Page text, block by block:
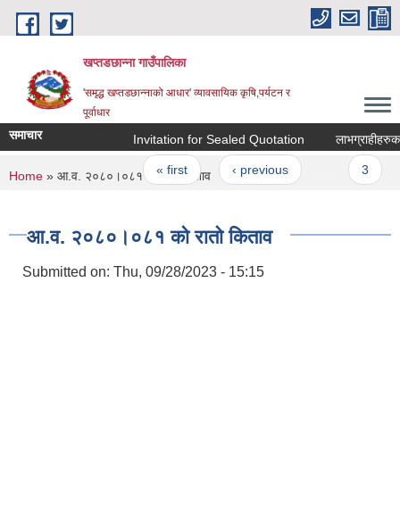
Skip to main content
खप्तडछान्ना गाउँपालिका
'समृद्ध खप्तडछान्नाको आधार' व्यावसायिक कृषि,पर्यटन र
पूर्वाधार
समाचार Invitation for Sealed Quotation लाभग्राहीहरुका
Pages
« first ‹ previous
You are here
Home » आ.व. २०८०।०८१ को रातो किताव
आ.व. २०८०।०८१ को रातो किताव
Submitted on: Thu, 09/28/2023 - 15:15